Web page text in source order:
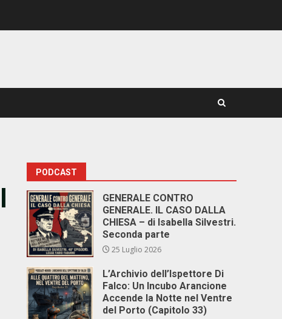
PODCAST
GENERALE CONTRO
GENERALE. IL CASO DALLA
CHIESA – di Isabella Silvestri.
Seconda parte
25 Luglio 2026
L’Archivio dell’Ispettore Di
Falco: Un Incubo Arancione
Accende la Notte nel Ventre
del Porto (Capitolo 33)